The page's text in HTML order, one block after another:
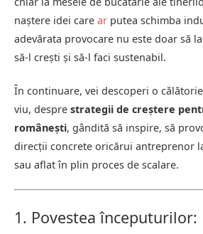
naștere idei care ar putea schimba
adevărata provocare nu este doar să
să-l crești și să-l faci sustenabil.
În continuare, vei descoperi o
viu, despre strategii de creștere
românești, gândită să inspire, să
direcții concrete oricărui antreprenor
sau aflat în plin proces de scalare.
1. Povestea începuturilor: